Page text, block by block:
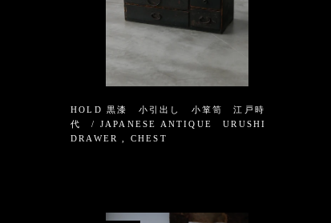
HOLD 黒漆 小引出し 小箪笥 江戸時
代 / JAPANESE ANTIQUE URUSHI
DRAWER , CHEST